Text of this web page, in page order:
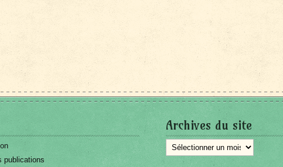
publications
Archives du site
Archives
du